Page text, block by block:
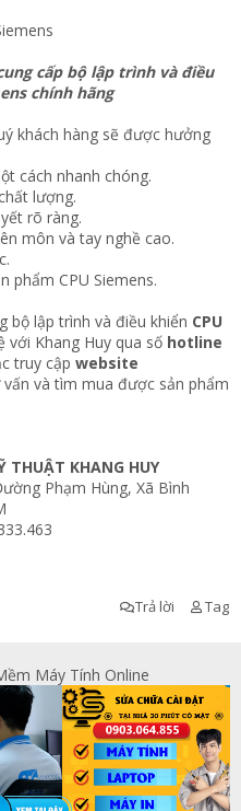
cấp bộ lập trình và điều
chính hãng
khách hàng sẽ được hưởng
cách nhanh chóng.
lượng.
rõ ràng.
môn và tay nghề cao.
phẩm CPU Siemens.
bộ lập trình và điều khiển CPU
với Khang Huy qua số hotline
truy cập website
và tìm mua được sản phẩm
THUẬT KHANG HUY
Phạm Hùng, Xã Bình
Trả lời Tag
Máy Tính Online